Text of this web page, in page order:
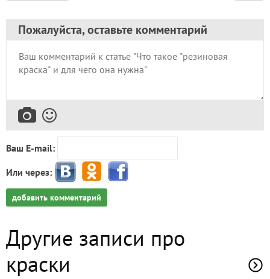
Пожалуйста, оставьте комментарий
Ваш E-mail:
Или через:
добавить комментарий
Другие записи про
краски